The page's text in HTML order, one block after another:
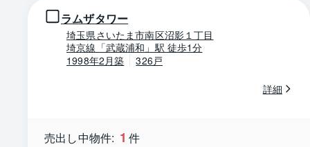
ラムザタワー
埼玉県さいたま市南区沼影１丁目
埼京線「武蔵浦和」駅 徒歩1分
1998年2月築
326戸
詳細
売出し中物件: 1 件